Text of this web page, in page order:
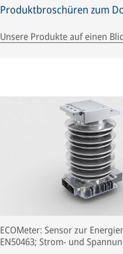
Produktbroschüren zum
Unsere Produkte auf einen
ECOMeter: Sensor zur
EN50463; Strom- und